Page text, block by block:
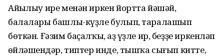
Айһылыу ире менән иркен йортта йәшәй,
балалары башлы-күҙле булып, таралашып
бөткән. Ғәзим баҫалҡы, аҙ һүҙле ир, беҙҙе иркенләп
һөйләшһендәр, типтер инде, тышҡа сығып китте,